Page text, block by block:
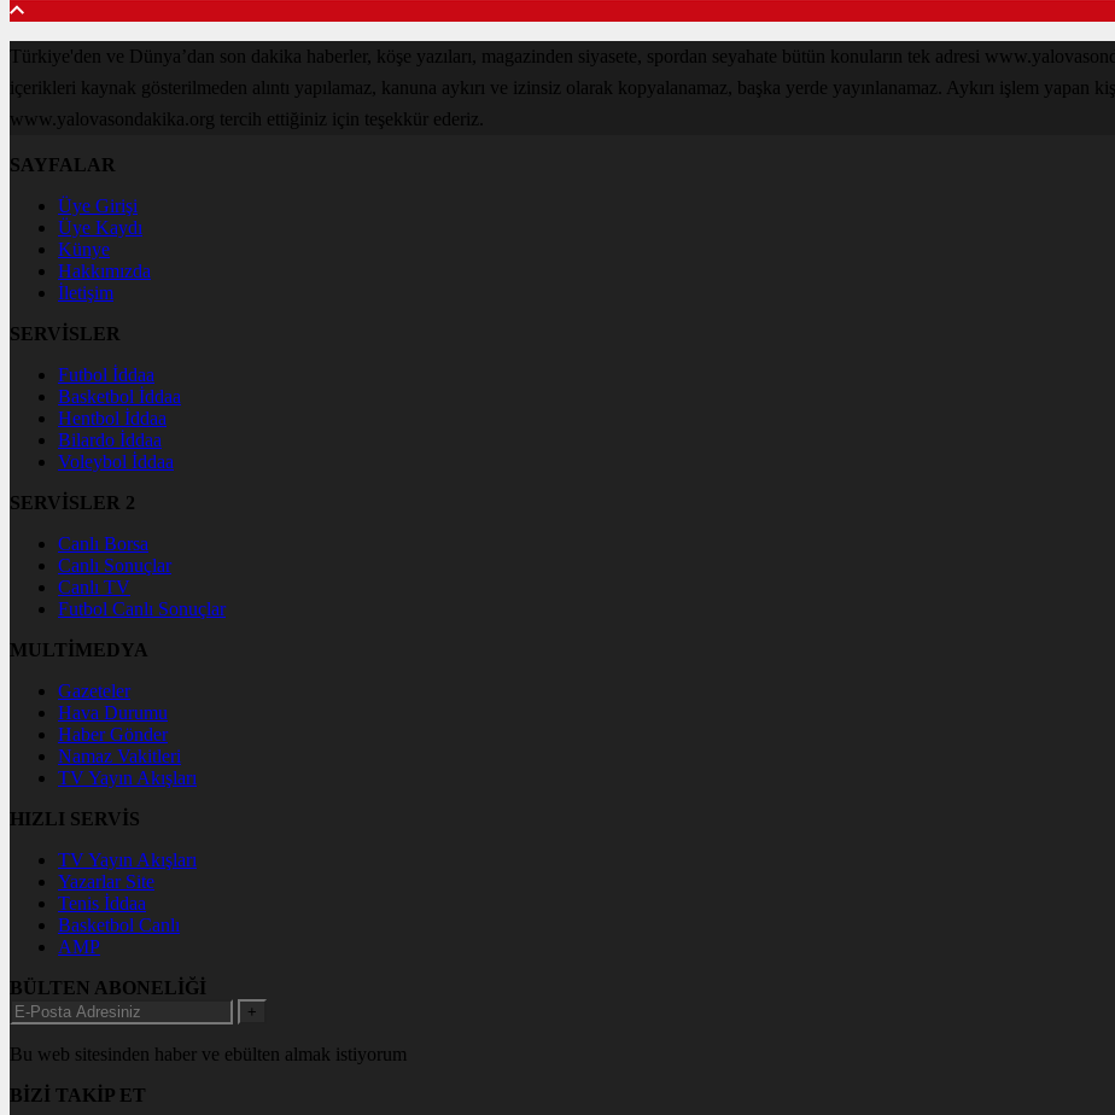
Türkiye'den ve Dünya’dan son dakika haberler, köşe yazıları, magazinden siyasete, spordan seyahate bütün konuların tek adresi
içerikleri kaynak gösterilmeden alıntı yapılamaz, kanuna aykırı ve izinsiz olarak kopyalanamaz, başka yerde yayınlanamaz. Aykırı işlem yapan
www.yalovasondakika.org tercih ettiğiniz için teşekkür ederiz.
SAYFALAR
Üye Girişi
Üye Kaydı
Künye
Hakkımızda
İletişim
SERVİSLER
Futbol İddaa
Basketbol İddaa
Hentbol İddaa
Bilardo İddaa
Voleybol İddaa
SERVİSLER 2
Canlı Borsa
Canlı Sonuçlar
Canlı TV
Futbol Canlı Sonuçlar
MULTİMEDYA
Gazeteler
Hava Durumu
Haber Gönder
Namaz Vakitleri
TV Yayın Akışları
HIZLI SERVİS
TV Yayın Akışları
Yazarlar Site
Tenis İddaa
Basketbol Canlı
AMP
BÜLTEN ABONELİĞİ
+
Bu web sitesinden haber ve ebülten almak istiyorum
BİZİ TAKİP ET